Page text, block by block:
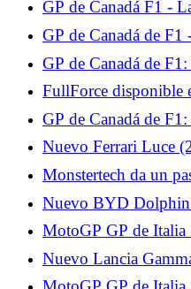
el Top 5
GP de Canadá F1 -
al final, el italiano
GP de Canadá de
de encontrar el podio
increíble”
GP de Canadá de
resultado de Alpine,
Colapinto
FullForce disponible
DD Pro de Fanatec.
GP de Canadá de
encantado, quiere
Nuevo Ferrari Luce
eléctrico, 5 plazas y
Monstertech da un
las cabinas de
Nuevo BYD
autonomía
urbano híbrido
MotoGP GP de Italia
TV y horarios del fin
pero con Marc
Nuevo Lancia
crossover con hasta